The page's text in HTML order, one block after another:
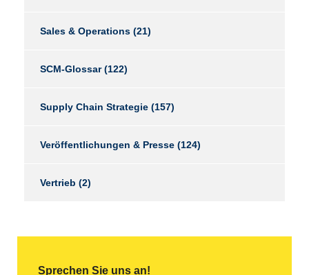
Sales & Operations (21)
SCM-Glossar(122)
Supply Chain Strategie (157)
Veröffentlichungen & Presse (124)
Vertrieb (2)
Sprechen Sie uns an!